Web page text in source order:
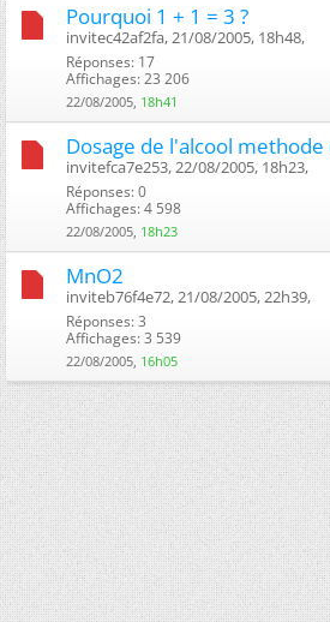
Pourquoi 1 + 1 = 3 ?
invitec42af2fa, 21/08/2005, 18h48, ‎
Réponses: 17
Affichages: 23 206
22/08/2005, 18h41
Dosage de l'alcool
invitefca7e253, 22/08/2005, 18h23, ‎
Réponses: 0
Affichages: 4 598
22/08/2005, 18h23
MnO2
inviteb76f4e72, 21/08/2005, 22h39, ‎
Réponses: 3
Affichages: 3 539
22/08/2005, 16h05